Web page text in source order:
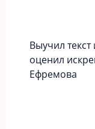
Выучил
оценил
Ефремова